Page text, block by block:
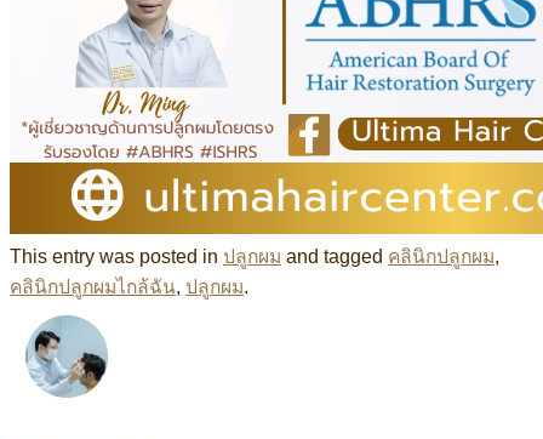
This entry was posted in ปลูกผม and tagged คลินิกปลูกผม,
คลินิกปลูกผมไกล้ฉัน, ปลูกผม.